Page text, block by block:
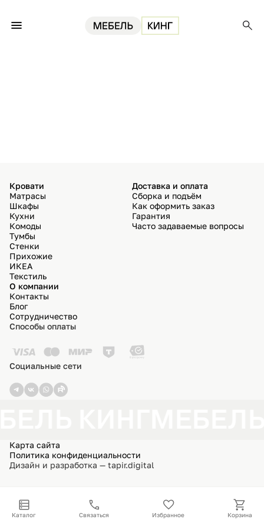
Кровати
Матрасы
Шкафы
Кухни
Комоды
Тумбы
Стенки
Прихожие
ИКЕА
Текстиль
Доставка и оплата
Сборка и подъём
Как оформить заказ
Гарантия
Часто задаваемые вопросы
О компании
Контакты
Блог
Сотрудничество
Способы оплаты
Социальные сети
Карта сайта
Политика конфиденциальности
Дизайн и разработка — tapir.digital
Каталог Связаться Избранное Корзина